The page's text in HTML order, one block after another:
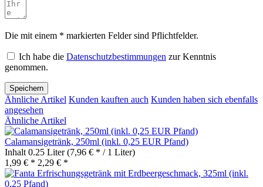
Die mit einem * markierten Felder sind Pflichtfelder.
Ich habe die Datenschutzbestimmungen zur Kenntnis
genommen.
Speichern
Ähnliche Artikel Kunden kauften auch Kunden haben sich ebenfalls
angesehen
Ähnliche Artikel
Calamansigetränk, 250ml (inkl. 0,25 EUR Pfand)
Inhalt 0.25 Liter(7,96 € * / 1 Liter)
1,99 € * 2,29 € *